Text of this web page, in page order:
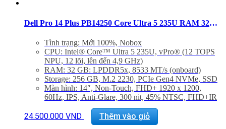
Dell Pro 14 Plus PB14250 Core Ultra 5 235U RAM 32GB SSD 256GB 14 inch FHD+ Windows 11
Tình trạng: Mới 100%, Nobox
CPU: Intel® Core™ Ultra 5 235U, vPro® (12 TOPS
NPU, 12 lõi, lên đến 4,9 GHz)
RAM: 32 GB: LPDDR5x, 8533 MT/s (onboard)
Storage: 256 GB, M.2 2230, PCIe Gen4 NVMe, SSD
Màn hình: 14″, Non-Touch, FHD+ 1920 x 1200,
60Hz, IPS, Anti-Glare, 300 nit, 45% NTSC, FHD+IR
GPU: Integrated Intel® Arc™ graphics for Intel®
Core™ Ultra 5 236V vPro® processor, 16 GB
24.500.000 VND Thêm vào giỏ